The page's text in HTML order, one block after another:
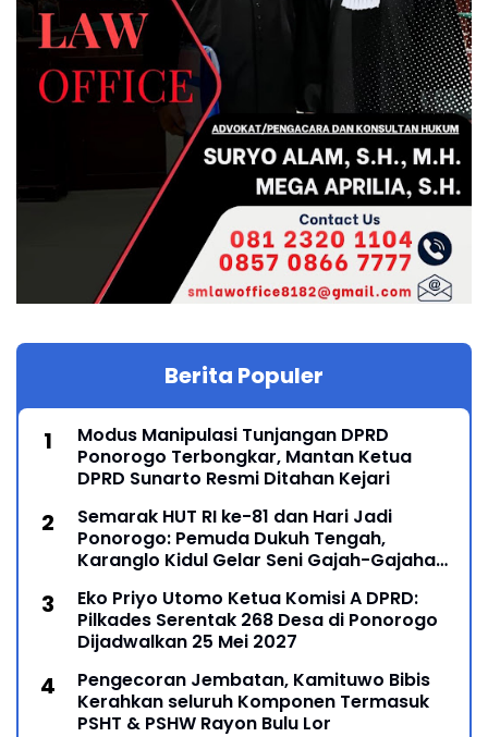
Berita Populer
Modus Manipulasi Tunjangan DPRD
Ponorogo Terbongkar, Mantan Ketua
DPRD Sunarto Resmi Ditahan Kejari
Semarak HUT RI ke-81 dan Hari Jadi
Ponorogo: Pemuda Dukuh Tengah,
Karanglo Kidul Gelar Seni Gajah-Gajahan,
Eko Priyo Utomo Ketua Komisi A DPRD:
Pilkades Serentak 268 Desa di Ponorogo
Dijadwalkan 25 Mei 2027
Pengecoran Jembatan, Kamituwo Bibis
Kerahkan seluruh Komponen Termasuk
PSHT & PSHW Rayon Bulu Lor